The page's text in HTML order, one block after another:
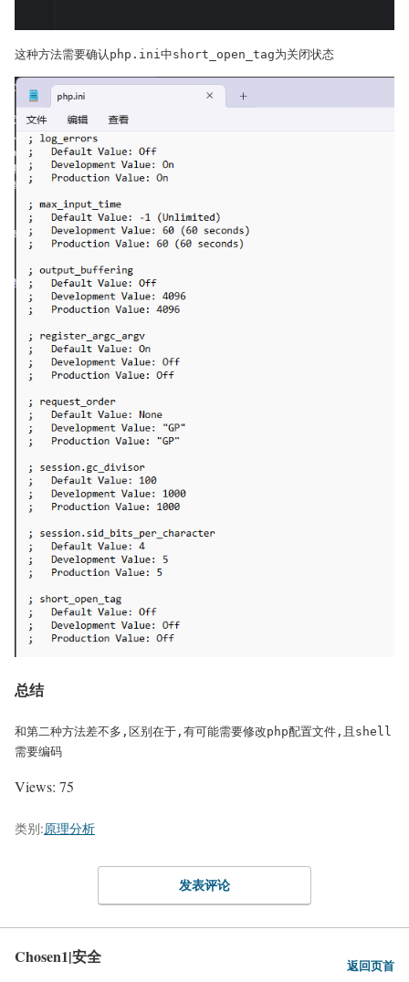
这种方法需要确认php.ini中short_open_tag为关闭状态
总结
和第二种方法差不多,区别在于,有可能需要修改php配置文件,且shell
需要编码
Views: 75
类别:原理分析
发表评论
Chosen1|安全 返回页首